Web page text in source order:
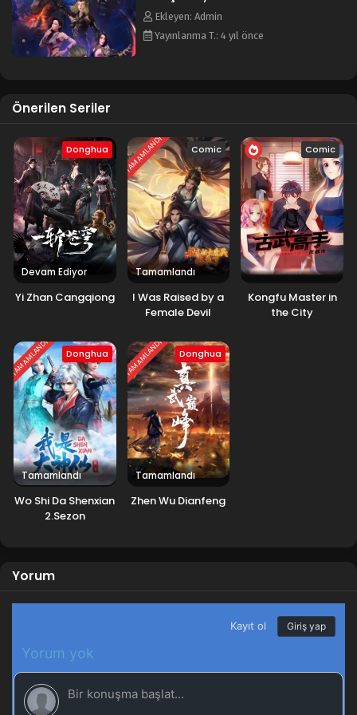
Rise of the Dragon 21.Bölüm Türkçe Altyazılı
Rise of the Dragon 20.Bölüm Türkçe Altyazılı
Rise of the Dragon 19.Bölüm Türkçe Altyazılı
Blm 19 - Ağustos 30, 2022
Rise of the Dragon 18.Bölüm Türkçe Altyazılı
Blm 18 - Ağustos 27, 2022
Rise of the Dragon 17.Bölüm Türkçe Altyazılı
Rise of the Dragon 16.Bölüm Türkçe Altyazılı
Blm 16 - Ağustos 21, 2022
Rise of the Dragon 15.Bölüm Türkçe Altyazılı
Blm 15 - Ağustos 16, 2022
Rise of the Dragon 12.Bölüm Türkçe Altyazılı
Blm 11 - Ağustos 2, 2022
Ekleyen: Admin
Yayınlanma T.: 4 yıl önce
Önerilen Seriler
Donghua
Devam Ediyor
Yi Zhan Cangqiong
TAMAMLANDI Comic
Tamamlandı
I Was Raised by a
Female Devil
Comic
Kongfu Master in
the City
TAMAMLANDI Donghua
Tamamlandı
Wo Shi Da Shenxian
2.Sezon
TAMAMLANDI Donghua
Tamamlandı
Zhen Wu Dianfeng
Yorum